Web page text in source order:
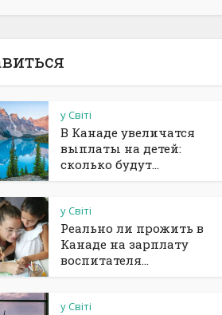
у Світі
В Канаде увеличатся
выплаты на детей:
сколько будут...
у Світі
Реально ли прожить в
Канаде на зарплату
воспитателя...
у Світі